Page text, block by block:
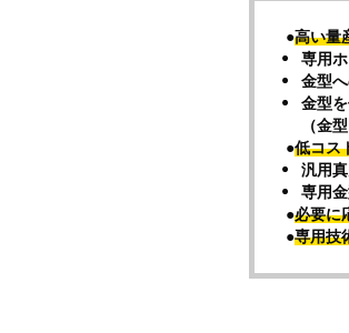
●高い量
専用
金型
金型
（金
●低コス
汎用
専用
●必要に
●専用技